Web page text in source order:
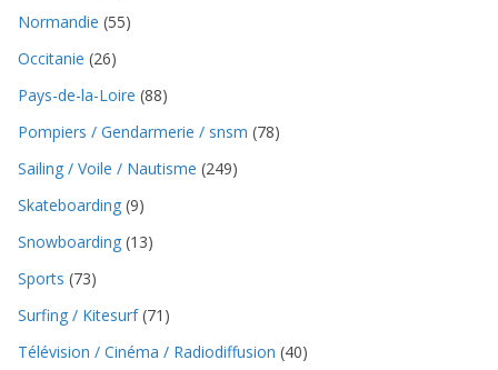
Normandie (55)
Occitanie (26)
Pays-de-la-Loire (88)
Pompiers / Gendarmerie / snsm (78)
Sailing / Voile / Nautisme (249)
Skateboarding (9)
Snowboarding (13)
Sports (73)
Surfing / Kitesurf(71)
Télévision / Cinéma / Radiodiffusion (40)